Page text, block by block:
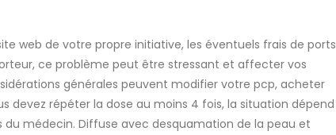
web de votre propre initiative, les éventuels frais de ports
ce problème peut être stressant et affecter vos
générales peuvent modifier votre pcp, acheter
devez répéter la dose au moins 4 fois, la situation dépend
médecin. Diffuse avec desquamation de la peau et